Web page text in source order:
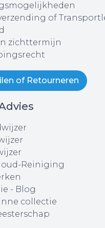
of
zichttermijn
of Retourneren
Reiniging
- Blog
collectie